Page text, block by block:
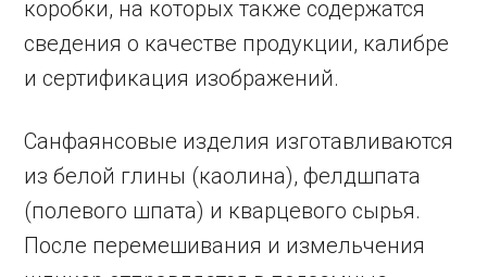
коробки, на которых также содержатся
сведения о качестве продукции, калибре
и сертификация изображений.
Санфаянсовые изделия изготавливаются
из белой глины (каолина), фелдшпата
(полевого шпата) и кварцевого сырья.
После перемешивания и измельчения